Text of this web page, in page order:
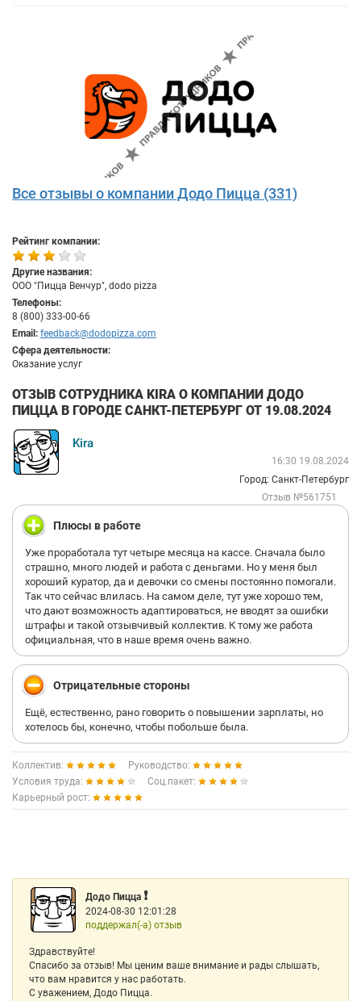
Все отзывы о компании Додо Пицца (331)
Рейтинг компании:
Другие названия:
ООО "Пицца Венчур", dodo pizza
Телефоны:
8 (800) 333-00-66
Email: feedback@dodopizza.com
Сфера деятельности:
Оказание услуг
ОТЗЫВ СОТРУДНИКА KIRA О КОМПАНИИ ДОДО
ПИЦЦА В ГОРОДЕ САНКТ-ПЕТЕРБУРГ ОТ 19.08.2024
Kira
16:30 19.08.2024
Город: Санкт-Петербург
Отзыв №561751
Плюсы в работе
Уже проработала тут четыре месяца на кассе. Сначала было
страшно, много людей и работа с деньгами. Но у меня был
хороший куратор, да и девочки со смены постоянно помогали.
Так что сейчас влилась. На самом деле, тут уже хорошо тем,
что дают возможность адаптироваться, не вводят за ошибки
штрафы и такой отзывчивый коллектив. К тому же работа
официальная, что в наше время очень важно.
Отрицательные стороны
Ещё, естественно, рано говорить о повышении зарплаты, но
хотелось бы, конечно, чтобы побольше была.
Коллектив:
Руководство:
Условия труда:
Соц.пакет:
Карьерный рост:
Додо Пицца ❗️
2024-08-30 12:01:28
поддержал(-а) отзыв
Здравствуйте!
Спасибо за отзыв! Мы ценим ваше внимание и рады слышать,
что вам нравится у нас работать.
С уважением, Додо Пицца.